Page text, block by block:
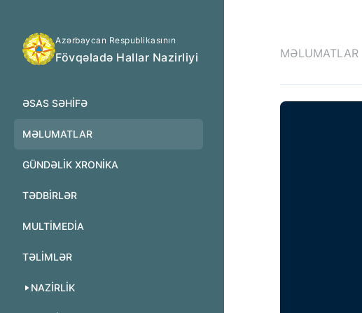
Azərbaycan Respublikasının
Fövqəladə Hallar Nazirliyi
ƏSAS SƏHIFƏ
MƏLUMATLAR
GÜNDƏLIK XRONIKA
TƏDBIRLƏR
MULTİMEDİA
TƏLIMLƏR
NAZIRLIK
MƏLUMATLAR